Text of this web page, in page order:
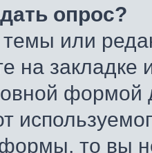
опрос?
или
на
формой
то вы